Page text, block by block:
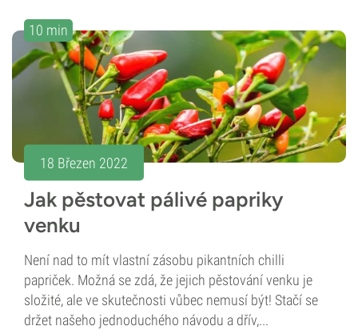
10 min
18 Březen 2022
Jak pěstovat pálivé papriky
venku
Není nad to mít vlastní zásobu pikantních chilli
papriček. Možná se zdá, že jejich pěstování venku je
složité, ale ve skutečnosti vůbec nemusí být! Stačí se
držet našeho jednoduchého návodu a dřív,...